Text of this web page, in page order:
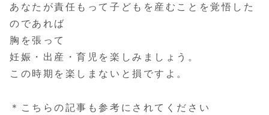
あなたが責任もって子どもを産むことを覚悟した
のであれば
胸を張って
妊娠・出産・育児を楽しみましょう。
この時期を楽しまないと損ですよ。
＊こちらの記事も参考にされてください